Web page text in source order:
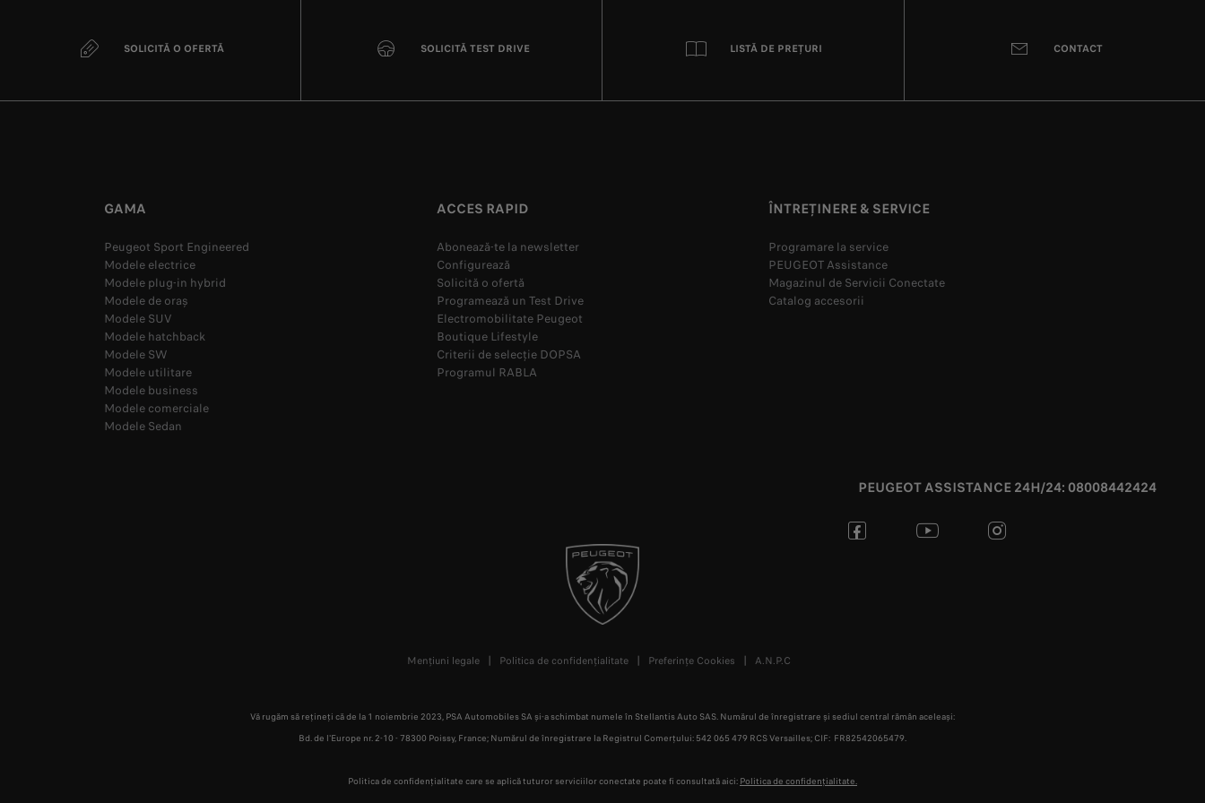
SOLICITĂ O OFERTĂ SOLICITĂ TEST DRIVE LISTĂ DE PREȚURI CONTACT
GAMA
Peugeot Sport Engineered
Modele electrice
Modele plug-in hybrid
Modele de oraș
Modele SUV
Modele hatchback
Modele SW
Modele utilitare
Modele business
Modele comerciale
Modele Sedan
ACCES RAPID
Abonează-te la newsletter
Configurează
Solicită o ofertă
Programează un Test Drive
Electromobilitate Peugeot
Boutique Lifestyle
Criterii de selecție DOPSA
Programul RABLA
ÎNTREȚINERE & SERVICE
Programare la service
PEUGEOT Assistance
Magazinul de Servicii Conectate
Catalog accesorii
PEUGEOT ASSISTANCE 24H/24: 08008442424
Mențiuni legale Politica de confidențialitate Preferințe Cookies A.N.P.C
Vă rugăm să rețineți că de la 1 noiembrie 2023, PSA Automobiles SA și-a schimbat numele în Stellantis Auto SAS. Numărul de înregistrare și sediul central rămân aceleași:
Bd. de l'Europe nr. 2-10 - 78300 Poissy, France; Numărul de înregistrare la Registrul Comerțului: 542 065 479 RCS Versailles; CIF: FR82542065479.
Politica de confidențialitate care se aplică tuturor serviciilor conectate poate fi consultată aici: Politica de confidențialitate.